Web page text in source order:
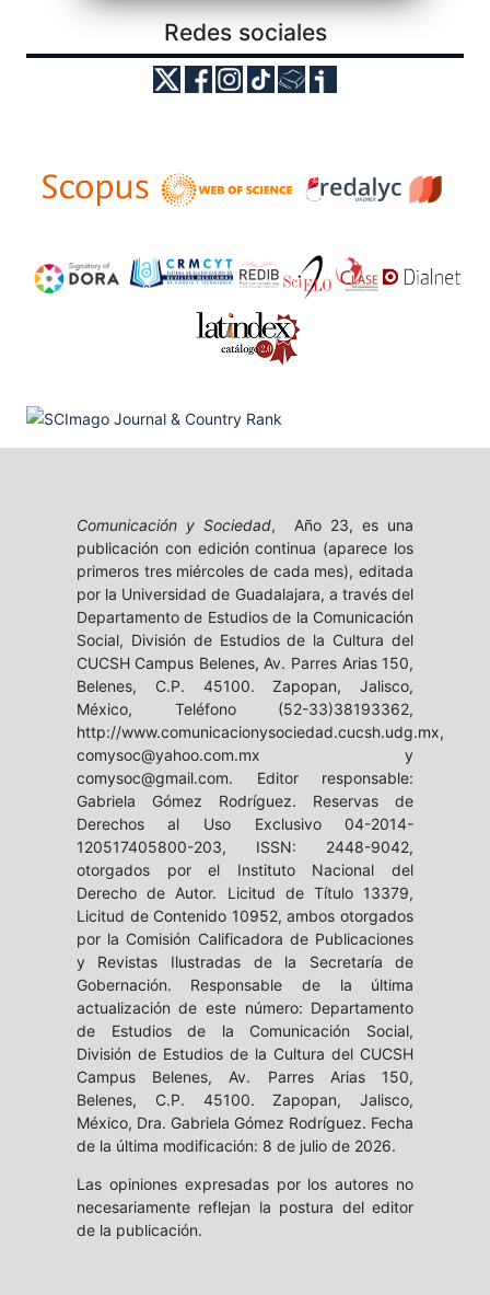
Redes sociales
Comunicación y Sociedad, Año 23, es una
publicación con edición continua (aparece los
primeros tres miércoles de cada mes), editada
por la Universidad de Guadalajara, a través del
Departamento de Estudios de la Comunicación
Social, División de Estudios de la Cultura del
CUCSH Campus Belenes, Av. Parres Arias 150,
Belenes, C.P. 45100. Zapopan, Jalisco,
México, Teléfono (52-33)38193362,
http://www.comunicacionysociedad.cucsh.udg.mx,
comysoc@yahoo.com.mx y
comysoc@gmail.com. Editor responsable:
Gabriela Gómez Rodríguez. Reservas de
Derechos al Uso Exclusivo 04-2014-
120517405800-203, ISSN: 2448-9042,
otorgados por el Instituto Nacional del
Derecho de Autor. Licitud de Título 13379,
Licitud de Contenido 10952, ambos otorgados
por la Comisión Calificadora de Publicaciones
y Revistas Ilustradas de la Secretaría de
Gobernación. Responsable de la última
actualización de este número: Departamento
de Estudios de la Comunicación Social,
División de Estudios de la Cultura del CUCSH
Campus Belenes, Av. Parres Arias 150,
Belenes, C.P. 45100. Zapopan, Jalisco,
México, Dra. Gabriela Gómez Rodríguez. Fecha
de la última modificación: 8 de julio de 2026.
Las opiniones expresadas por los autores no
necesariamente reflejan la postura del editor
de la publicación.